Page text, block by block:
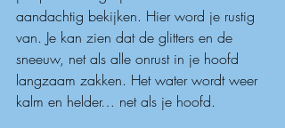
aandachtig bekijken. Hier word je rustig
van. Je kan zien dat de glitters en de
sneeuw, net als alle onrust in je hoofd
langzaam zakken. Het water wordt weer
kalm en helder… net als je hoofd.